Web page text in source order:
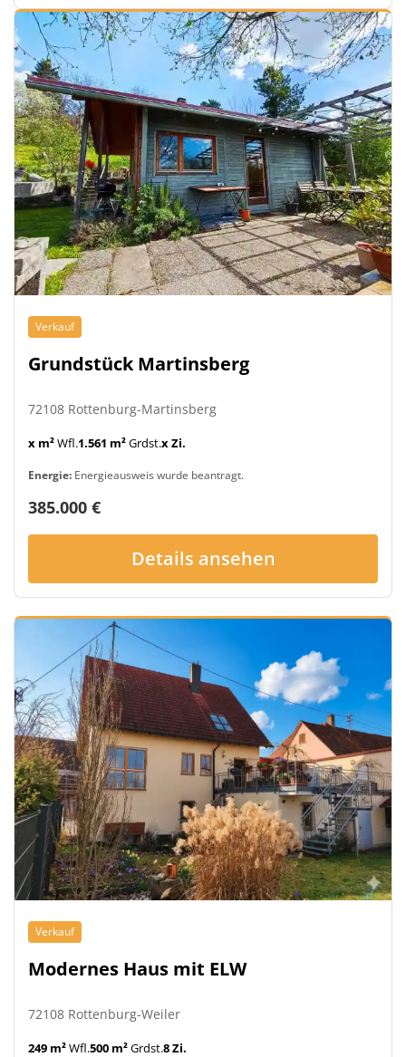
Verkauf
Grundstück Martinsberg
72108 Rottenburg-Martinsberg
x m²Wfl.1.561 m²Grdst.x Zi.
Energie: Energieausweis wurde beantragt.
385.000 €
Details ansehen
Verkauf
Modernes Haus mit ELW
72108 Rottenburg-Weiler
249 m²Wfl.500 m²Grdst.8 Zi.